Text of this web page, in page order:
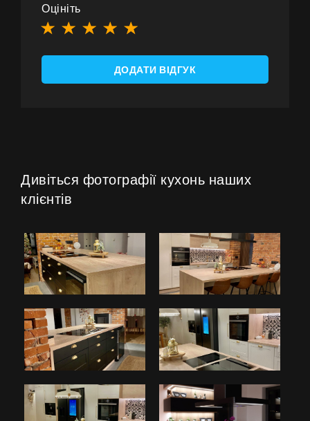
Оцініть
ДОДАТИ ВІДГУК
Дивіться фотографії кухонь наших
клієнтів